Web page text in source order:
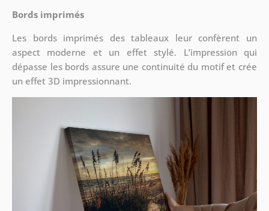
Bords imprimés
Les bords imprimés des tableaux leur confèrent un
aspect moderne et un effet stylé. L’impression qui
dépasse les bords assure une continuité du motif et crée
un effet 3D impressionnant.